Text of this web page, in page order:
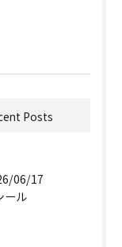
Posts
06/17
ール